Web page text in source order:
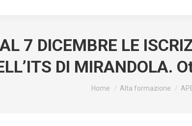
7 DICEMBRE LE
DI
You are here:
Home Alta formazione